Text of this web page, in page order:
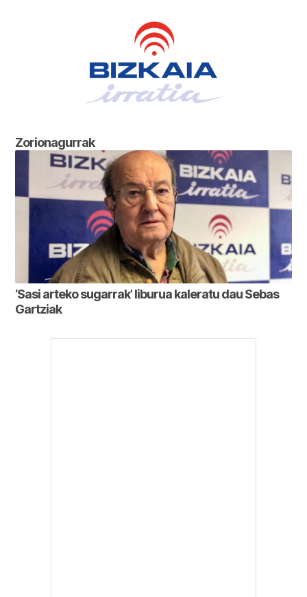
Zorionagurrak
‘Sasi arteko sugarrak’ liburua kaleratu dau Sebas
Gartziak